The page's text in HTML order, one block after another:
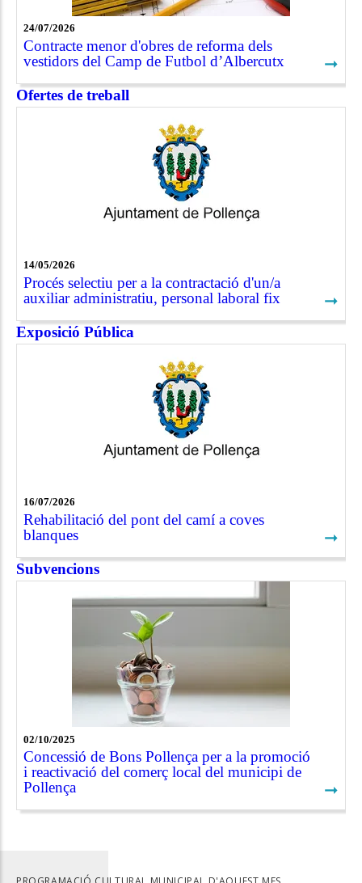
24/07/2026
Contracte menor d'obres de reforma dels
vestidors del Camp de Futbol d’Albercutx
➞
Ofertes de treball
14/05/2026
Procés selectiu per a la contractació d'un/a
auxiliar administratiu, personal laboral fix
➞
Exposició Pública
16/07/2026
Rehabilitació del pont del camí a coves
blanques
➞
Subvencions
02/10/2025
Concessió de Bons Pollença per a la promoció
i reactivació del comerç local del municipi de
Pollença
➞